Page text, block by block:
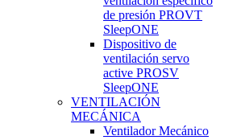
de presión PROVT
SleepONE
Dispositivo de
ventilación servo
active PROSV
SleepONE
VENTILACIÓN
MECÁNICA
Ventilador Mecánico